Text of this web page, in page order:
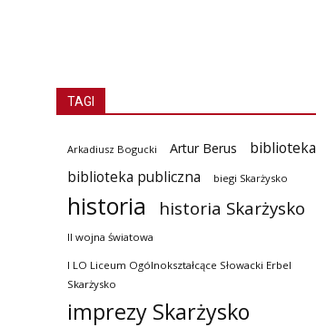
TAGI
Arkadiusz Bogucki Artur Berus
biblioteka
biblioteka publiczna
biegi Skarżysko
historia historia Skarżysko
II wojna światowa
I LO Liceum Ogólnokształcące Słowacki Erbel
Skarżysko
imprezy Skarżysko